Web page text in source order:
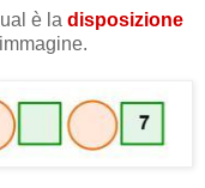
è la disposizione